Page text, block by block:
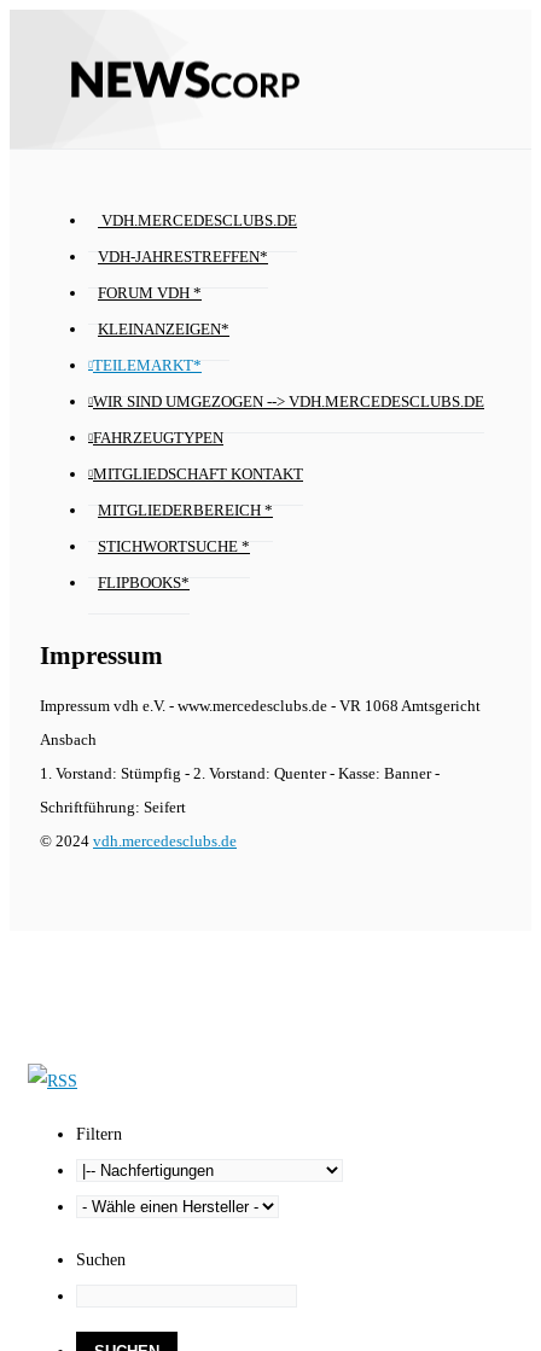
VDH.MERCEDESCLUBS.DE
VDH-JAHRESTREFFEN*
FORUM VDH *
KLEINANZEIGEN*
TEILEMARKT*
WIR SIND UMGEZOGEN --> VDH.MERCEDESCLUBS.DE
FAHRZEUGTYPEN
MITGLIEDSCHAFT KONTAKT
MITGLIEDERBEREICH *
STICHWORTSUCHE *
FLIPBOOKS*
Impressum
Impressum vdh e.V. - www.mercedesclubs.de - VR 1068 Amtsgericht
Ansbach
1. Vorstand: Stümpfig - 2. Vorstand: Quenter - Kasse: Banner -
Schriftführung: Seifert
© 2024 vdh.mercedesclubs.de
Filtern
Suchen